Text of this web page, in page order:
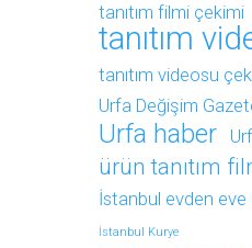
tanıtım filmi çekimi
tanıtım
tanıtım videosu
Urfa Değişim
Urfa haber
ürün tanıtım
İstanbul evden eve
İstanbul Kurye